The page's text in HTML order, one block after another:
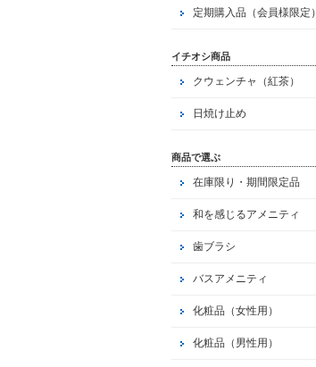
定期購入品（会員様限定）
イチオシ商品
クウェンチャ（紅茶）
日焼け止め
商品で選ぶ
在庫限り・期間限定品
和を感じるアメニティ
歯ブラシ
バスアメニティ
化粧品（女性用）
化粧品（男性用）